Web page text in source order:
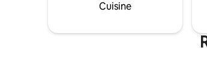
Bird’s Nest », est ouverte de mai à
grange ! Le service cellulaire
Cuisine